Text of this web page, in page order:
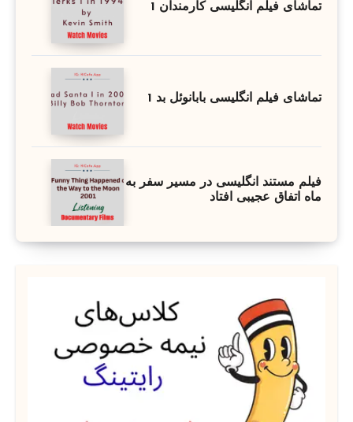
تماشای فیلم انگلیسی کارمندان 1
تماشای فیلم انگلیسی بابانوئل بد 1
فیلم مستند انگلیسی در مسیر سفر به
ماه اتفاق عجیبی افتاد